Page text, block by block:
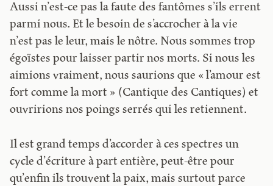
Aussi n’est-ce pas la faute des fantômes s’ils errent
parmi nous. Et le besoin de s’accrocher à la vie
n’est pas le leur, mais le nôtre. Nous sommes trop
égoïstes pour laisser partir nos morts. Si nous les
aimions vraiment, nous saurions que « l’amour est
fort comme la mort » (Cantique des Cantiques) et
ouvririons nos poings serrés qui les retiennent.
Il est grand temps d’accorder à ces spectres un
cycle d’écriture à part entière, peut-être pour
qu’enfin ils trouvent la paix, mais surtout parce